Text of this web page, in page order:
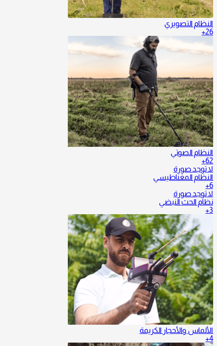
النظام التصويري
26+
النظام الصوتي
62+
لا توجد صورة
النظام المغناطيسي
6+
لا توجد صورة
نظام الحث النبضي
3+
الألماس والأحجار الكريمة
4+